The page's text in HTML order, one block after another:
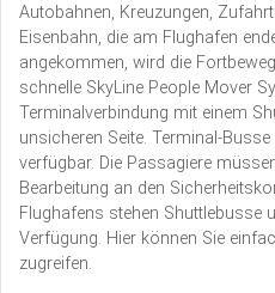
Autobahnen, Kreuzungen,
Eisenbahn, die am Flughafen
angekommen, wird die
schnelle SkyLine People Mover
Terminalverbindung mit einem
unsicheren Seite. Terminal-
verfügbar. Die Passagiere
Bearbeitung an den
Flughafens stehen Shuttlebusse
Verfügung. Hier können Sie
zugreifen.